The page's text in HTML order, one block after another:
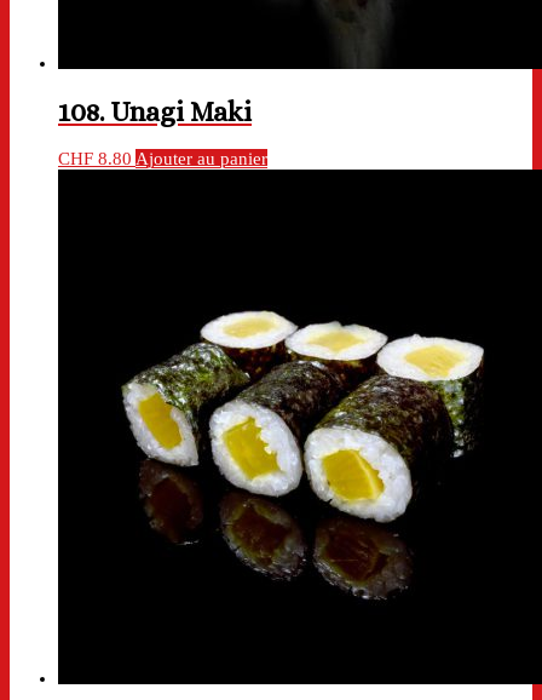
108. Unagi Maki
CHF 8.80 Ajouter au panier